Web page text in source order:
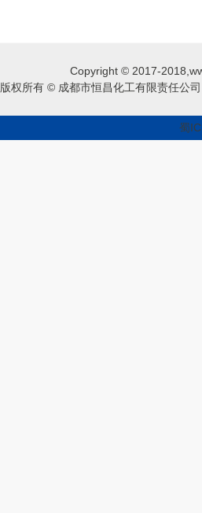
Copyright © 2017-
版权所有 © 成都市恒昌化工有限责任公
蜀